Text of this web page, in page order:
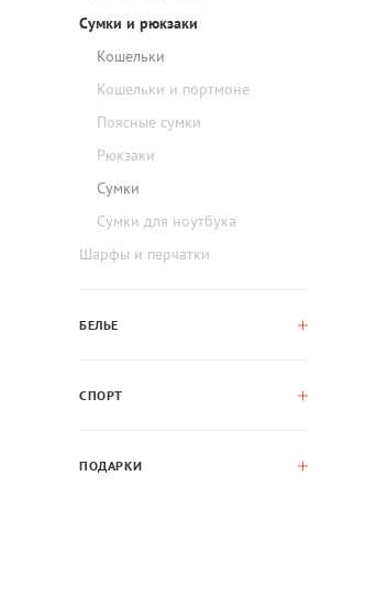
Сумки и рюкзаки
Кошельки
Кошельки и портмоне
Поясные сумки
Рюкзаки
Сумки
Сумки для ноутбука
Шарфы и перчатки
БЕЛЬЕ
СПОРТ
ПОДАРКИ